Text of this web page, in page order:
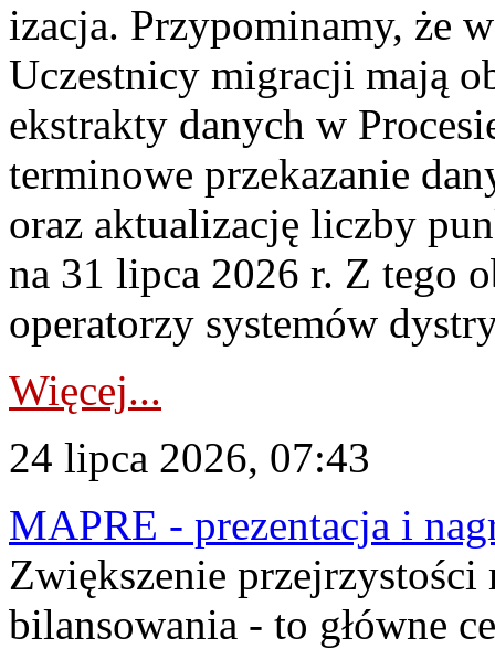
izacja. Przypominamy, że
Uczestnicy migracji mają
ekstrakty danych w
terminowe przekazanie
oraz aktualizację liczby
na 31 lipca 2026 r. Z tego
operatorzy systemów
Więcej...
24 lipca 2026, 07:43
MAPRE - prezentacja i
Zwiększenie
bilansowania - to główne